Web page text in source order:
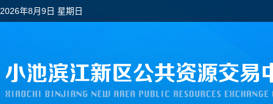
2026年8月9日 星期日